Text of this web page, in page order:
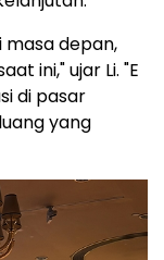
depan,
ini," ujar Li. "E
di pasar
yang